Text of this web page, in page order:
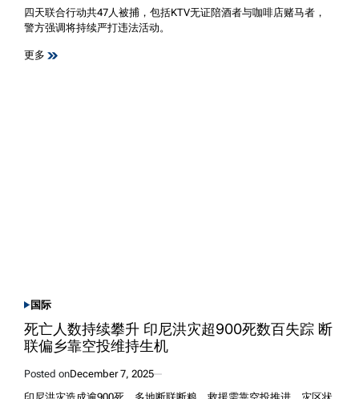
四天联合行动共47人被捕，包括KTV无证陪酒者与咖啡店赌马者，
警方强调将持续严打违法活动。
更多
POSTED
IN
国际
死亡人数持续攀升 印尼洪灾超900死数百失踪 断
联偏乡靠空投维持生机
Posted onDecember 7, 2025